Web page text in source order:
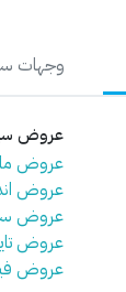
وجهات
عروض
عروض
عروض
عروض
عروض
عروض